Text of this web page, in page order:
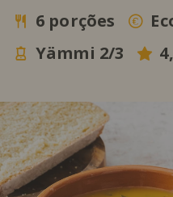
6 porções
Yämmi 2/3